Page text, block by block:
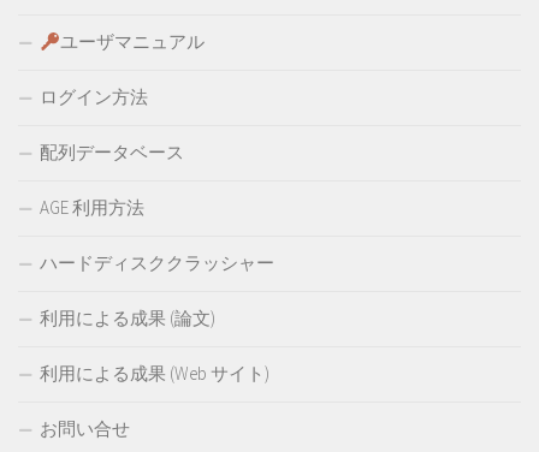
ユーザマニュアル
ログイン方法
配列データベース
AGE 利用方法
ハードディスククラッシャー
利用による成果 (論文)
利用による成果 (Web サイト)
お問い合せ